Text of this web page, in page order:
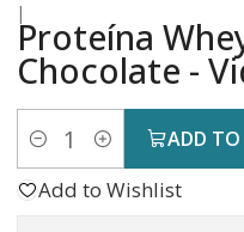
|
Proteína
Chocolate -
Quantity ADD TO
Add to Wishlist